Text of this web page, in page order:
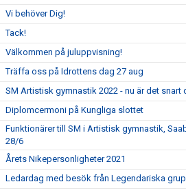
Vi behöver Dig!
Tack!
Välkommen på juluppvisning!
Träffa oss på Idrottens dag 27 aug
SM Artistisk gymnastik 2022 - nu är det snart
Diplomcermoni på Kungliga slottet
Funktionärer till SM i Artistisk gymnastik,
28/6
Årets Nikepersonligheter 2021
Ledardag med besök från Legendariska